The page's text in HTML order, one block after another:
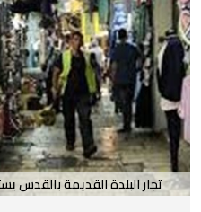
تجار البلدة القديمة بالقدس